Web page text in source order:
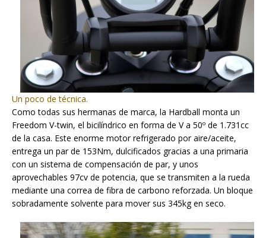
Un poco de técnica.
Como todas sus hermanas de marca, la Hardball monta un
Freedom V-twin, el bicilíndrico en forma de V a 50º de 1.731cc
de la casa. Este enorme motor refrigerado por aire/aceite,
entrega un par de 153Nm, dulcificados gracias a una primaria
con un sistema de compensación de par, y unos
aprovechables 97cv de potencia, que se transmiten a la rueda
mediante una correa de fibra de carbono reforzada. Un bloque
sobradamente solvente para mover sus 345kg en seco.